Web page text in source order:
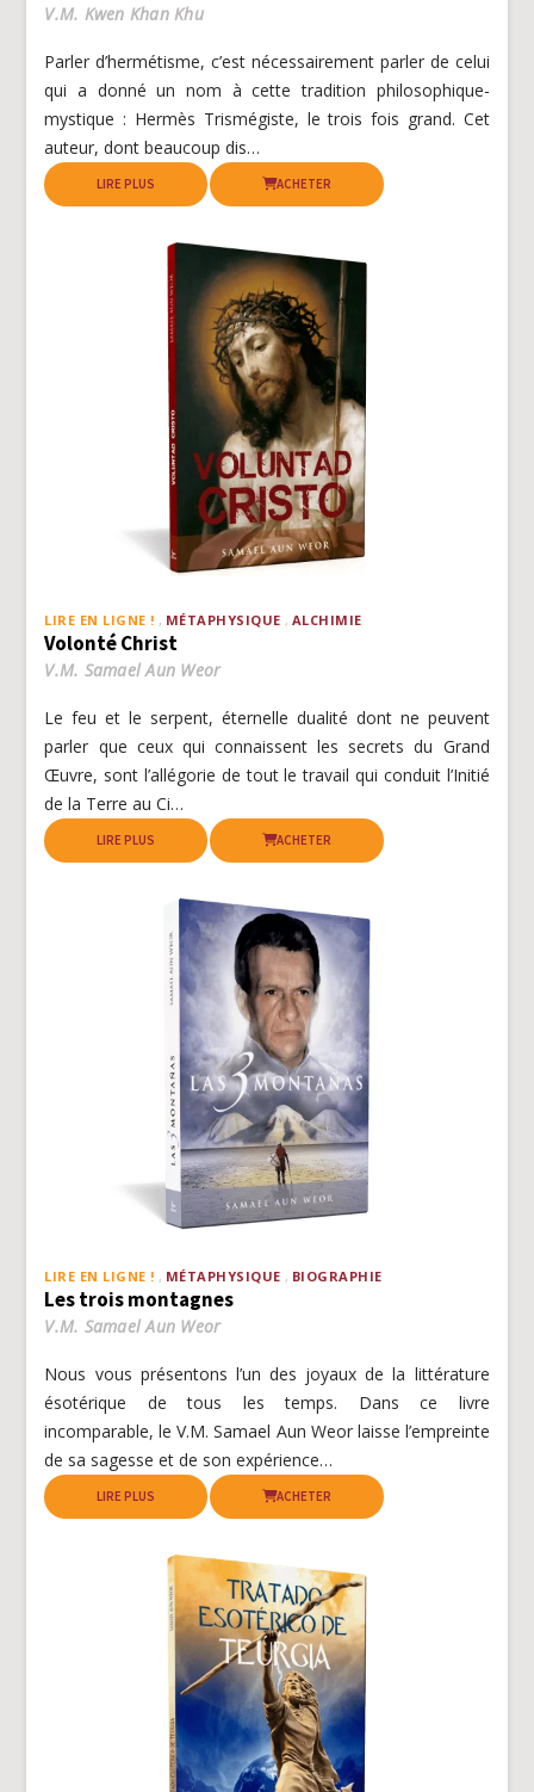
V.M. Kwen Khan Khu
Parler d’hermétisme, c’est nécessairement parler de celui
qui a donné un nom à cette tradition philosophique-
mystique : Hermès Trismégiste, le trois fois grand. Cet
auteur, dont beaucoup dis…
LIRE PLUS ACHETER
LIRE EN LIGNE ! MÉTAPHYSIQUE ALCHIMIE
Volonté Christ
V.M. Samael Aun Weor
Le feu et le serpent, éternelle dualité dont ne peuvent
parler que ceux qui connaissent les secrets du Grand
Œuvre, sont l’allégorie de tout le travail qui conduit l’Initié
de la Terre au Ci…
LIRE PLUS ACHETER
LIRE EN LIGNE ! MÉTAPHYSIQUE BIOGRAPHIE
Les trois montagnes
V.M. Samael Aun Weor
Nous vous présentons l’un des joyaux de la littérature
ésotérique de tous les temps. Dans ce livre
incomparable, le V.M. Samael Aun Weor laisse l’empreinte
de sa sagesse et de son expérience…
LIRE PLUS ACHETER